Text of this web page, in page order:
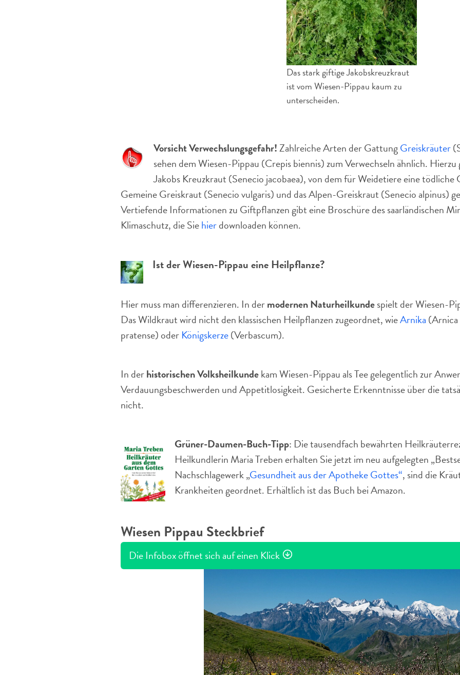
Das stark giftige Jakobskreuzkraut
ist vom Wiesen-Pippau kaum zu
unterscheiden.
Vorsicht Verwechslungsgefahr!Zahlreiche Arten der GattungGreiskräuter
sehen dem Wiesen-Pippau (Crepis biennis) zum Verwechseln ähnlich.
Jakobs Kreuzkraut (Senecio jacobaea), von dem für Weidetiere eine tödliche
Gemeine Greiskraut (Senecio vulgaris) und das Alpen-Greiskraut (Senecio alpinus)
Vertiefende Informationen zu Giftpflanzen gibt eine Broschüre des saarländischen
Klimaschutz, die Siehierdownloaden können.
Ist der Wiesen-Pippau eine Heilpflanze?
Hier muss man differenzieren. In dermodernen Naturheilkundespielt der Wiesen-
Das Wildkraut wird nicht den klassischen Heilpflanzen zugeordnet, wieArnika
pratense) oder Königskerze(Verbascum).
In derhistorischen Volksheilkundekam Wiesen-Pippau als Tee gelegentlich zur
Verdauungsbeschwerden und Appetitlosigkeit. Gesicherte Erkenntnisse über die
nicht.
Grüner-Daumen-Buch-Tipp: Die tausendfach bewährten
Heilkundlerin Maria Treben erhalten Sie jetzt im neu aufgelegten
Nachschlagewerk „Gesundheit aus der Apotheke Gottes“, sind die
Krankheiten geordnet. Erhältlich ist das Buch bei Amazon.
Wiesen Pippau Steckbrief
Die Infobox öffnet sich auf einen Klick